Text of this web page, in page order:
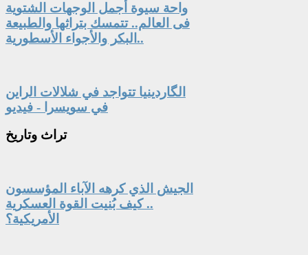
واحة سيوة أجمل الوجهات الشتوية
فى العالم.. تتمسك بتراثها والطبيعة
البكر والأجواء الأسطورية..
الگاردينيا تتواجد في شلالات الراين
في سويسرا - فيديو
تراث وتاريخ
الجيش الذي كرهه الآباء المؤسسون
.. كيف بُنيت القوة العسكرية
الأمريكية؟